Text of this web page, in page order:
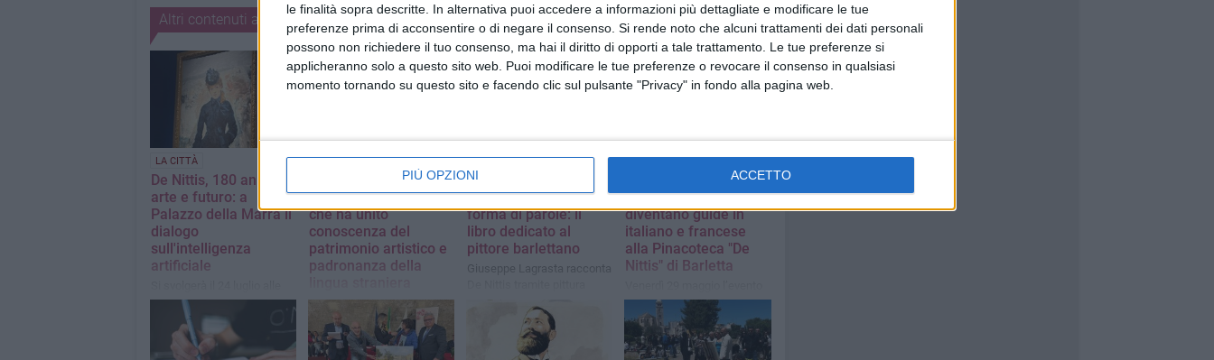
le finalità sopra descritte. In alternativa puoi accedere a informazioni più dettagliate e modificare le tue
preferenze prima di acconsentire o di negare il consenso. Si rende noto che alcuni trattamenti dei dati personali
possono non richiedere il tuo consenso, ma hai il diritto di opporti a tale trattamento. Le tue preferenze si
applicheranno solo a questo sito web. Puoi modificare le tue preferenze o revocare il consenso in qualsiasi
momento tornando su questo sito e facendo clic sul pulsante "Privacy" in fondo alla pagina web.
PIÙ OPZIONI ACCETTO
Altri contenuti a tema
LA CITTÀ
De Nittis, 180 anni tra
arte e futuro: a
Palazzo della Marra il
dialogo
sull'intelligenza
artificiale
ore 18:00
SCUOLA E LAVORO
Al Palazzo della
Marra un progetto
che ha unito
conoscenza del
patrimonio artistico e
padronanza della
I ragazzi e ragazze della 3ªC
dell'Istituto "Santarella" di
Corato protagonisti in
"Dall'Ofanto alla Senna: il
ATTUALITÀ
Giuseppe De Nittis.
Ritratto di un artista in
forma di parole: il
libro dedicato al
pittore barlettano
Giuseppe Lagrasta racconta
narrativa, ecologia figurativa
e dialoghi immaginari con la
poetica della ‘Seconda
“Santarella” di Corato
diventano guide in
italiano e francese
alla Pinacoteca "De
Nittis" di Barletta
conclusivo del progetto
“Dall’Ofanto alla Senna”
presso Palazzo della Marra